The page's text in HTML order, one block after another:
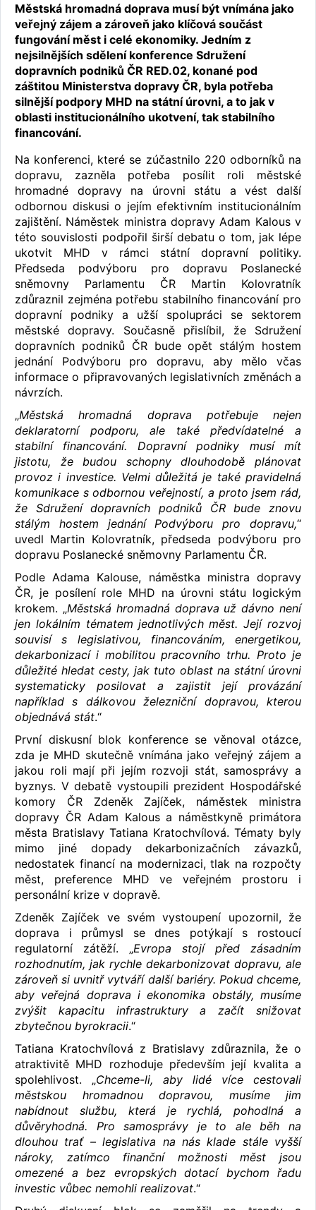
Městská hromadná doprava musí být vnímána jako
veřejný zájem a zároveň jako klíčová součást
fungování měst i celé ekonomiky. Jedním z
nejsilnějších sdělení konference Sdružení
dopravních podniků ČR RED.02, konané pod
záštitou Ministerstva dopravy ČR, byla potřeba
silnější podpory MHD na státní úrovni, a to jak v
oblasti institucionálního ukotvení, tak stabilního
financování.
Na konferenci, které se zúčastnilo 220 odborníků na
dopravu, zazněla potřeba posílit roli městské
hromadné dopravy na úrovni státu a vést další
odbornou diskusi o jejím efektivním institucionálním
zajištění. Náměstek ministra dopravy Adam Kalous v
této souvislosti podpořil širší debatu o tom, jak lépe
ukotvit MHD v rámci státní dopravní politiky.
Předseda podvýboru pro dopravu Poslanecké
sněmovny Parlamentu ČR Martin Kolovratník
zdůraznil zejména potřebu stabilního financování pro
dopravní podniky a užší spolupráci se sektorem
městské dopravy. Současně přislíbil, že Sdružení
dopravních podniků ČR bude opět stálým hostem
jednání Podvýboru pro dopravu, aby mělo včas
informace o připravovaných legislativních změnách a
návrzích.
„Městská hromadná doprava potřebuje nejen
deklaratorní podporu, ale také předvídatelné a
stabilní financování. Dopravní podniky musí mít
jistotu, že budou schopny dlouhodobě plánovat
provoz i investice. Velmi důležitá je také pravidelná
komunikace s odbornou veřejností, a proto jsem rád,
že Sdružení dopravních podniků ČR bude znovu
stálým hostem jednání Podvýboru pro dopravu,“
uvedl Martin Kolovratník, předseda podvýboru pro
dopravu Poslanecké sněmovny Parlamentu ČR.
Podle Adama Kalouse, náměstka ministra dopravy
ČR, je posílení role MHD na úrovni státu logickým
krokem. „Městská hromadná doprava už dávno není
jen lokálním tématem jednotlivých měst. Její rozvoj
souvisí s legislativou, financováním, energetikou,
dekarbonizací i mobilitou pracovního trhu. Proto je
důležité hledat cesty, jak tuto oblast na státní úrovni
systematicky posilovat a zajistit její provázání
například s dálkovou železniční dopravou, kterou
objednává stát.“
První diskusní blok konference se věnoval otázce,
zda je MHD skutečně vnímána jako veřejný zájem a
jakou roli mají při jejím rozvoji stát, samosprávy a
byznys. V debatě vystoupili prezident Hospodářské
komory ČR Zdeněk Zajíček, náměstek ministra
dopravy ČR Adam Kalous a náměstkyně primátora
města Bratislavy Tatiana Kratochvílová. Tématy byly
mimo jiné dopady dekarbonizačních závazků,
nedostatek financí na modernizaci, tlak na rozpočty
měst, preference MHD ve veřejném prostoru i
personální krize v dopravě.
Zdeněk Zajíček ve svém vystoupení upozornil, že
doprava i průmysl se dnes potýkají s rostoucí
regulatorní zátěží. „Evropa stojí před zásadním
rozhodnutím, jak rychle dekarbonizovat dopravu, ale
zároveň si uvnitř vytváří další bariéry. Pokud chceme,
aby veřejná doprava i ekonomika obstály, musíme
zvýšit kapacitu infrastruktury a začít snižovat
zbytečnou byrokracii.“
Tatiana Kratochvílová z Bratislavy zdůraznila, že o
atraktivitě MHD rozhoduje především její kvalita a
spolehlivost. „Chceme-li, aby lidé více cestovali
městskou hromadnou dopravou, musíme jim
nabídnout službu, která je rychlá, pohodlná a
důvěryhodná. Pro samosprávy je to ale běh na
dlouhou trať – legislativa na nás klade stále vyšší
nároky, zatímco finanční možnosti měst jsou
omezené a bez evropských dotací bychom řadu
investic vůbec nemohli realizovat.“